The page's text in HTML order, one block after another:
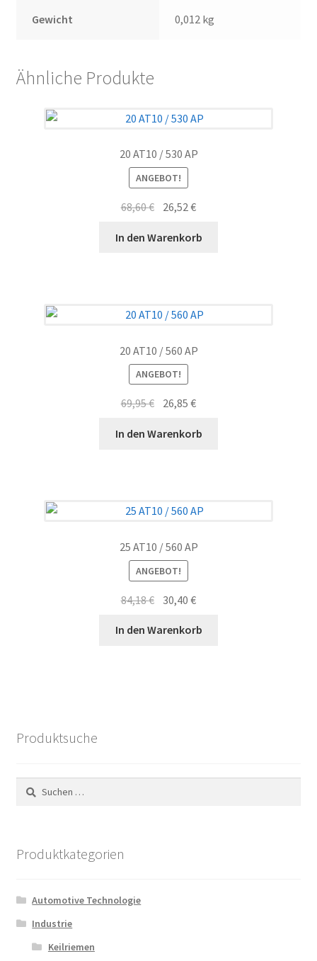
Gewicht 0,012 kg
Ähnliche Produkte
20 AT10 / 530 AP
ANGEBOT!
68,60€ Ursprünglicher
war:
26,52€Aktueller
ist:
In den Warenkorb
20 AT10 / 560 AP
ANGEBOT!
69,95€ Ursprünglicher
war:
26,85€Aktueller
ist:
In den Warenkorb
25 AT10 / 560 AP
ANGEBOT!
84,18€ Ursprünglicher
war:
30,40€Aktueller
ist:
In den Warenkorb
Produktsuche
Suchen
nach:
Produktkategorien
Automotive Technologie
Industrie
Keilriemen